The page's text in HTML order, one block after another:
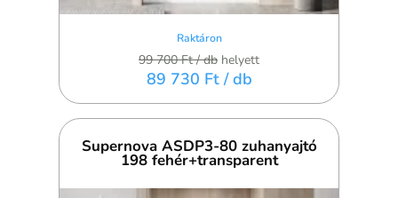
Raktáron
99 700 Ft/ db helyett
89 730 Ft / db
Supernova ASDP3-80 zuhanyajtó
198 fehér+transparent